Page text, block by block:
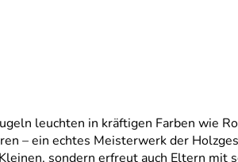
leuchten in kräftigen Farben wie
– ein echtes Meisterwerk der
sondern erfreut auch Eltern mit